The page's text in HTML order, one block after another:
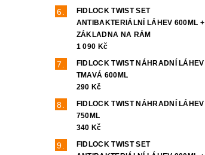
FIDLOCK TWIST SET
ANTIBAKTERIÁLNÍ LÁHEV 600ML +
ZÁKLADNA NA RÁM
1 090 Kč
FIDLOCK TWIST NÁHRADNÍ LÁHEV
TMAVÁ 600ML
290 Kč
FIDLOCK TWIST NÁHRADNÍ LÁHEV
750ML
340 Kč
FIDLOCK TWIST SET